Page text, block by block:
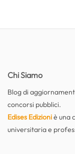
Chi Siamo
Blog di
concorsi pubblici.
Edises Edizioniè una
universitaria e